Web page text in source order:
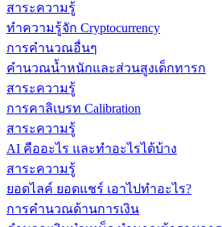
สาระความรู้
ทำความรู้จัก Cryptocurrency
การคำนวณอื่นๆ
คำนวณน้ำหนักและส่วนสูงเด็กทารก
สาระความรู้
การคาลิเบรท Calibration
สาระความรู้
AI คืออะไร และทำอะไรได้บ้าง
สาระความรู้
ยอดไลค์ ยอดแชร์ เอาไปทำอะไร?
การคำนวณด้านการเงิน